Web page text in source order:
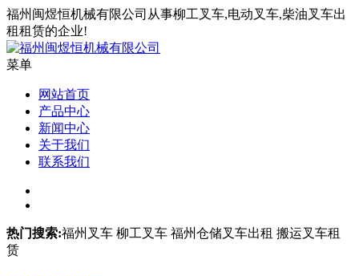
福州闽煜恒机械有限公司从事柳工叉车,电动叉车,柴油叉车出
租租赁的企业!
菜单
网站首页
产品中心
新闻中心
关于我们
联系我们
热门搜索:福州叉车 柳工叉车 福州仓储叉车出租 搬运叉车租
赁